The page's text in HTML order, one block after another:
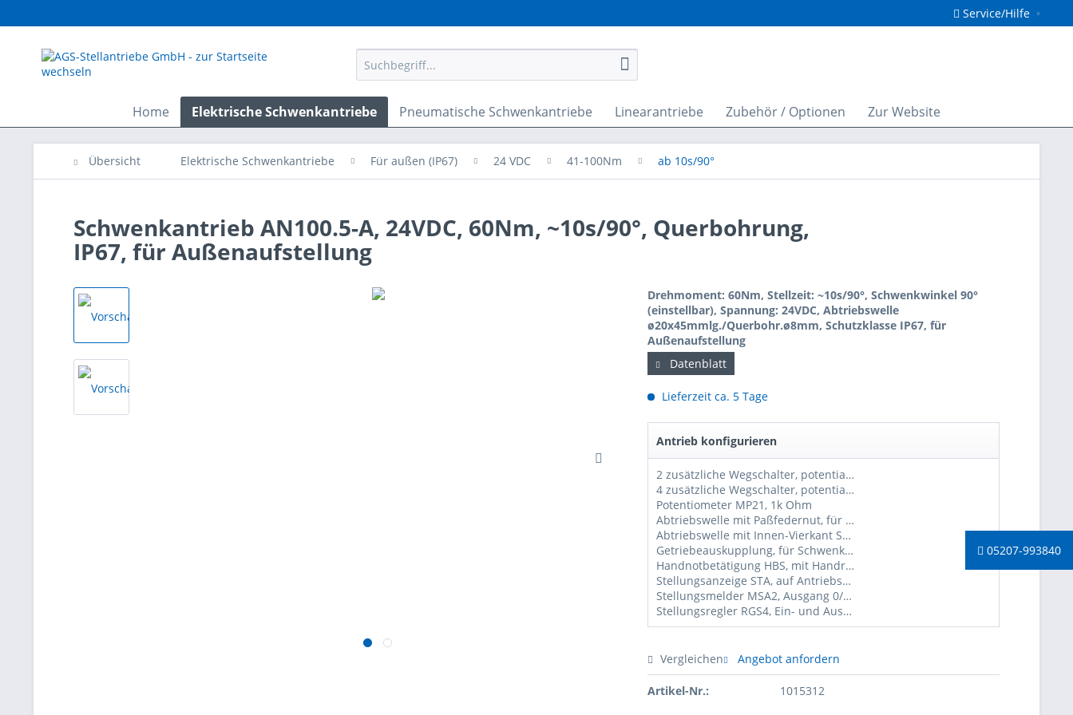
05207-993840
Service/Hilfe
Home Elektrische Schwenkantriebe Pneumatische Schwenkantriebe Linearantriebe Zubehör / Optionen Zur Website
Übersicht Elektrische Schwenkantriebe Für außen (IP67) 24 VDC 41-100Nm ab 10s/90°
Schwenkantrieb AN100.5-A, 24VDC, 60Nm, ~10s/90°, Querbohrung,
IP67, für Außenaufstellung
Drehmoment: 60Nm, Stellzeit: ~10s/90°, Schwenkwinkel 90°
(einstellbar), Spannung: 24VDC, Abtriebswelle
ø20x45mmlg./Querbohr.ø8mm, Schutzklasse IP67, für
Außenaufstellung
Datenblatt
Lieferzeit ca. 5 Tage
Antrieb konfigurieren
2 zusätzliche Wegschalter, potentialfrei
4 zusätzliche Wegschalter, potentialfrei
Potentiometer MP21, 1k Ohm
Abtriebswelle mit Paßfedernut, für Schwenkantriebe AN100
Abtriebswelle mit Innen-Vierkant SW17mm, für Schwenkantriebe AN100
Getriebeauskupplung, für Schwenkantriebe AN (tw. nicht möglich, bitte anfragen)
Handnotbetätigung HBS, mit Handrad ø150mm, für Schwenkantriebe AN (tw. nicht möglich, bitte anfragen
Stellungsanzeige STA, auf Antriebshaube, für Schwenkantriebe AN
Stellungsmelder MSA2, Ausgang 0/2-10V und 0/4-20mA, für Schwenkantriebe AN
Stellungsregler RGS4, Ein- und Ausgang 0/2-10V und 0/4-20mA, für Schwenkantriebe AN, 24VDC
Vergleichen Angebot anfordern
Artikel-Nr.: 1015312